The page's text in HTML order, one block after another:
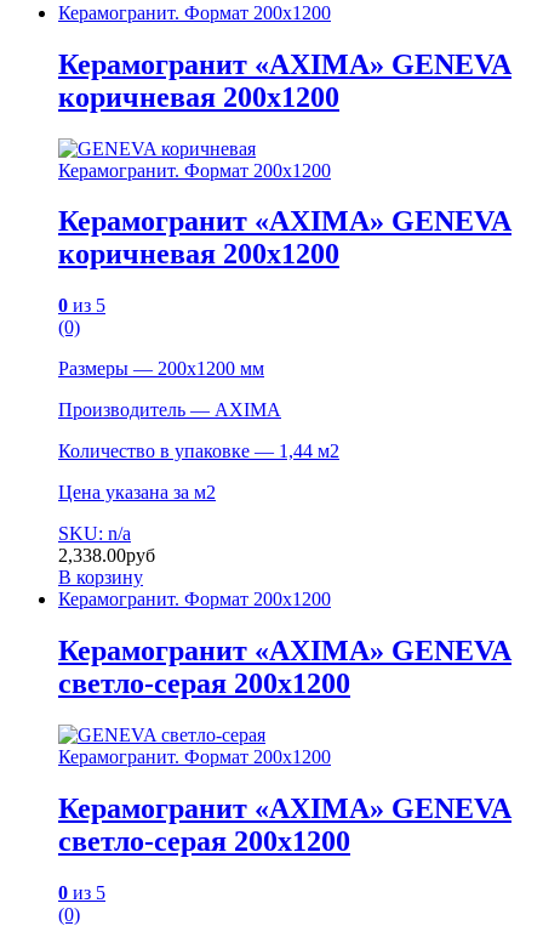
Керамогранит. Формат 200х1200
Керамогранит «AXIMA» GENEVA
коричневая 200х1200
Керамогранит. Формат 200х1200
Керамогранит «AXIMA» GENEVA
коричневая 200х1200
0 из 5
(0)
Размеры — 200х1200 мм
Производитель — AXIMA
Количество в упаковке — 1,44 м2
Цена указана за м2
SKU: n/a
2,338.00руб
В корзину
Керамогранит. Формат 200х1200
Керамогранит «AXIMA» GENEVA
светло-серая 200х1200
Керамогранит. Формат 200х1200
Керамогранит «AXIMA» GENEVA
светло-серая 200х1200
0 из 5
(0)